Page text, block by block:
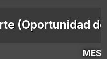
(Oportunidad
MES